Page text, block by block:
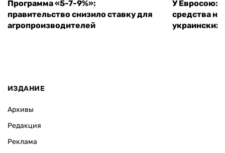
Программа «5-7-9%»:
правительство снизило ставку для
агропроизводителей
У
средства
ИЗДАНИЕ
Архивы
Редакция
Реклама